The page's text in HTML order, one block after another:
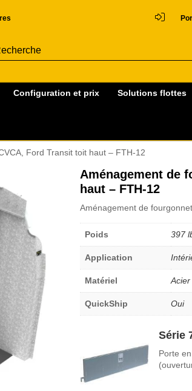
Configuration et prix Solutions flottes
Ford Transit toit haut – FTH-12
Aménagement de
haut – FTH-12
Aménagement de
Poids 397
Application
Matériel Acier
QuickShip Oui
Série
Porte